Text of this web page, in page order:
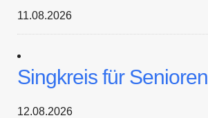
11.08.2026
Singkreis für Senioren
12.08.2026